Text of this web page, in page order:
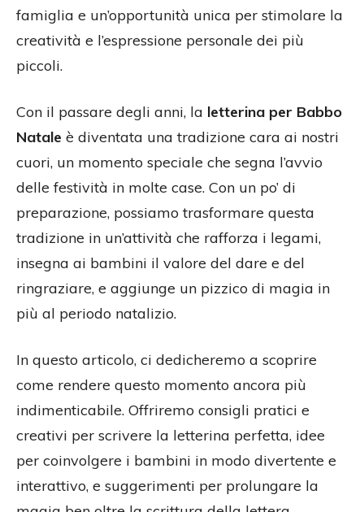
famiglia e un’opportunità unica per stimolare la
creatività e l’espressione personale dei più
piccoli.
Con il passare degli anni, la letterina per Babbo
Natale è diventata una tradizione cara ai nostri
cuori, un momento speciale che segna l’avvio
delle festività in molte case. Con un po’ di
preparazione, possiamo trasformare questa
tradizione in un’attività che rafforza i legami,
insegna ai bambini il valore del dare e del
ringraziare, e aggiunge un pizzico di magia in
più al periodo natalizio.
In questo articolo, ci dedicheremo a scoprire
come rendere questo momento ancora più
indimenticabile. Offriremo consigli pratici e
creativi per scrivere la letterina perfetta, idee
per coinvolgere i bambini in modo divertente e
interattivo, e suggerimenti per prolungare la